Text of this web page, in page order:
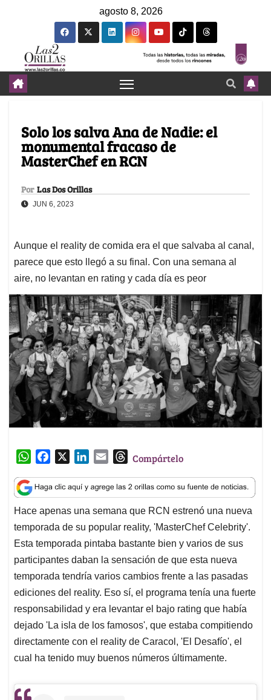
agosto 8, 2026
Solo los salva Ana de Nadie: el
monumental fracaso de
MasterChef en RCN
Por Las Dos Orillas
JUN 6, 2023
Aunque el reality de comida era el que salvaba al canal,
parece que esto llegó a su final. Con una semana al
aire, no levantan en rating y cada día es peor
W
a
t
s
A
p
p
c
e
b
o
o
k
n
k
e
d
I
n
a
i
l
T
r
e
a
d
s
Compártelo
Hace apenas una semana que RCN estrenó una nueva
temporada de su popular reality, 'MasterChef Celebrity'.
Esta temporada pintaba bastante bien y varios de sus
participantes daban la sensación de que esta nueva
temporada tendría varios cambios frente a las pasadas
ediciones del reality. Eso sí, el programa tenía una fuerte
responsabilidad y era levantar el bajo rating que había
dejado 'La isla de los famosos', que estaba compitiendo
directamente con el reality de Caracol, 'El Desafío', el
cual ha tenido muy buenos números últimamente.